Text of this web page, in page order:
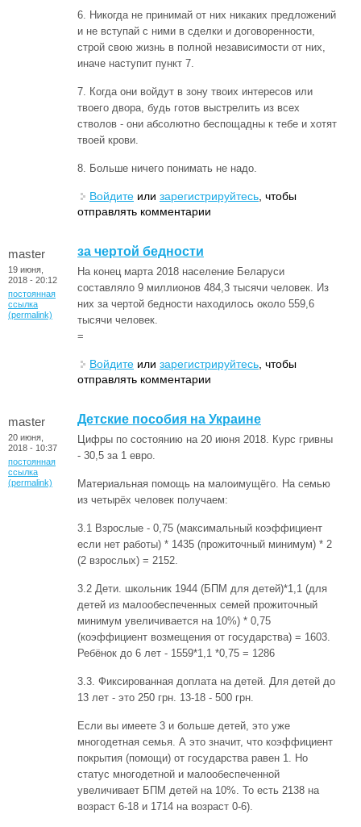
6. Никогда не принимай от них никаких предложений
и не вступай с ними в сделки и договоренности,
строй свою жизнь в полной независимости от них,
иначе наступит пункт 7.
7. Когда они войдут в зону твоих интересов или
твоего двора, будь готов выстрелить из всех
стволов - они абсолютно беспощадны к тебе и хотят
твоей крови.
8. Больше ничего понимать не надо.
Войдите или зарегистрируйтесь , чтобы
отправлять комментарии
master
19 июня,
2018 - 20:12
постоянная
ссылка
(permalink)
за чертой бедности
На конец марта 2018 население Беларуси
составляло 9 миллионов 484,3 тысячи человек. Из
них за чертой бедности находилось около 559,6
тысячи человек.
=
Войдите или зарегистрируйтесь , чтобы
отправлять комментарии
master
20 июня,
2018 - 10:37
постоянная
ссылка
(permalink)
Детские пособия на Украине
Цифры по состоянию на 20 июня 2018. Курс гривны
- 30,5 за 1 евро.
Материальная помощь на малоимущёго. На семью
из четырёх человек получаем:
3.1 Взрослые - 0,75 (максимальный коэффициент
если нет работы) * 1435 (прожиточный минимум) * 2
(2 взрослых) = 2152.
3.2 Дети. школьник 1944 (БПМ для детей)*1,1 (для
детей из малообеспеченных семей прожиточный
минимум увеличивается на 10%) * 0,75
(коэффициент возмещения от государства) = 1603.
Ребёнок до 6 лет - 1559*1,1 *0,75 = 1286
3.3. Фиксированная доплата на детей. Для детей до
13 лет - это 250 грн. 13-18 - 500 грн.
Если вы имеете 3 и больше детей, это уже
многодетная семья. А это значит, что коэффициент
покрытия (помощи) от государства равен 1. Но
статус многодетной и малообеспеченной
увеличивает БПМ детей на 10%. То есть 2138 на
возраст 6-18 и 1714 на возраст 0-6).